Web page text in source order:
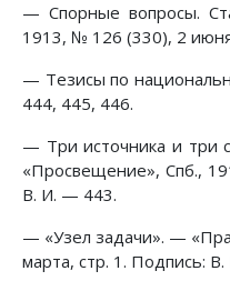
— Спорные вопросы.
1913, № 126 (330), 2
— Тезисы по
444, 445, 446.
— Три источника и три
«Просвещение», Спб.,
В. И. — 443.
— «Узел задачи». —
марта, стр. 1. Подпись: